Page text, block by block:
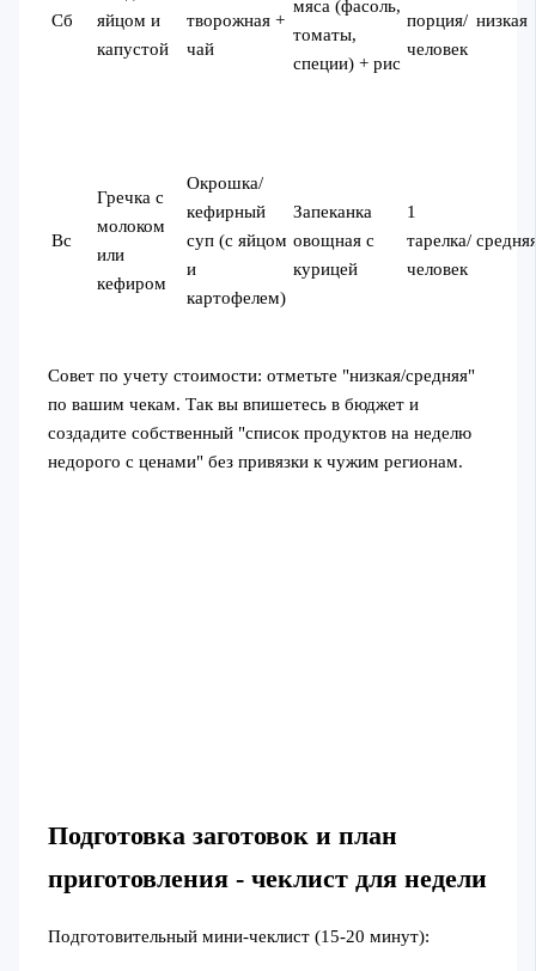
Сб
яйцом и
капустой
творожная +
чай
мяса (фасоль,
томаты,
специи) + рис
порция/
человек
низкая
Вс
Гречка с
молоком
или
кефиром
Окрошка/
кефирный
суп (с яйцом
и
картофелем)
Запеканка
овощная с
курицей
1
тарелка/
человек
Совет по учету стоимости: отметьте "низкая/средняя"
по вашим чекам. Так вы впишетесь в бюджет и
создадите собственный "список продуктов на неделю
недорого с ценами" без привязки к чужим регионам.
Подготовка заготовок и план
приготовления - чеклист для недели
Подготовительный мини-чеклист (15-20 минут):